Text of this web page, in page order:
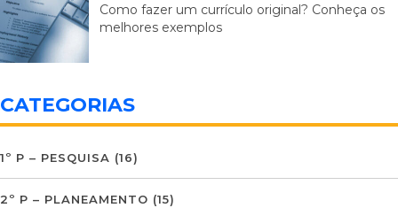
Como fazer um currículo original? Conheça os
melhores exemplos
CATEGORIAS
1º P – PESQUISA (16)
2º P – PLANEAMENTO (15)